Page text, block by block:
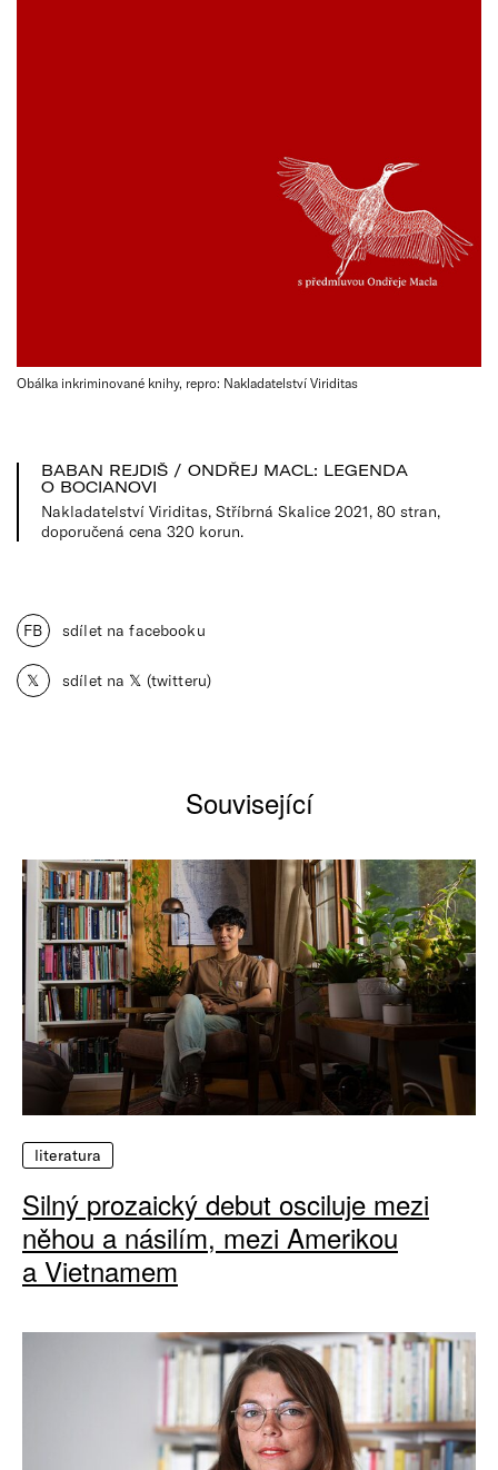
Obálka inkriminované knihy, repro: Nakladatelství Viriditas
BABAN REJDIŠ / ONDŘEJ MACL: LEGENDA
O BOCIANOVI
Nakladatelství Viriditas, Stříbrná Skalice 2021, 80 stran,
doporučená cena 320 korun.
FB sdílet na facebooku
𝕏 sdílet na 𝕏 (twitteru)
Související
literatura
Silný prozaický debut osciluje mezi
něhou a násilím, mezi Amerikou
a Vietnamem